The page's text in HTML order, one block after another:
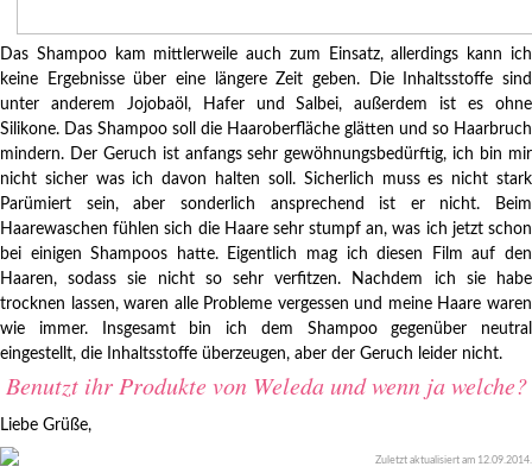
Das Shampoo kam mittlerweile auch zum Einsatz, allerdings kann ich
keine Ergebnisse über eine längere Zeit geben. Die Inhaltsstoffe sind
unter anderem Jojobaöl, Hafer und Salbei, außerdem ist es ohne
Silikone. Das Shampoo soll die Haaroberfläche glätten und so Haarbruch
mindern. Der Geruch ist anfangs sehr gewöhnungsbedürftig, ich bin mir
nicht sicher was ich davon halten soll. Sicherlich muss es nicht stark
Parümiert sein, aber sonderlich ansprechend ist er nicht. Beim
Haarewaschen fühlen sich die Haare sehr stumpf an, was ich jetzt schon
bei einigen Shampoos hatte. Eigentlich mag ich diesen Film auf den
Haaren, sodass sie nicht so sehr verfitzen. Nachdem ich sie habe
trocknen lassen, waren alle Probleme vergessen und meine Haare waren
wie immer. Insgesamt bin ich dem Shampoo gegenüber neutral
eingestellt, die Inhaltsstoffe überzeugen, aber der Geruch leider nicht.
Benutzt ihr Produkte von Weleda und wenn ja welche?
Liebe Grüße,
Zuletzt aktualisiert am 12.09.2014.